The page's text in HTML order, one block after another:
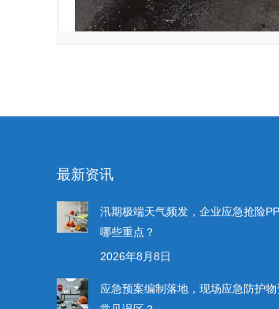
最新资讯
汛期极端天气频发，企业应急抢险
哪些重点？
2026年8月8日
应急预案编制落地，现场应急防护